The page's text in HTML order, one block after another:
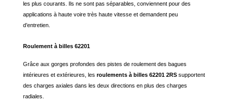
les plus courants. Ils ne sont pas séparables, conviennent pour des
applications à haute voire très haute vitesse et demandent peu
d’entretien.
Roulement à billes 62201
Grâce aux gorges profondes des pistes de roulement des bagues
intérieures et extérieures, les roulements à billes 62201 2RS supportent
des charges axiales dans les deux directions en plus des charges
radiales.